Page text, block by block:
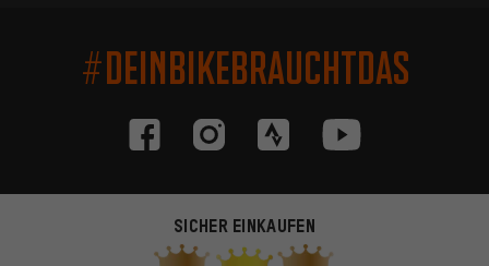
#DEINBIKEBRAUCHTDAS
SICHER EINKAUFEN